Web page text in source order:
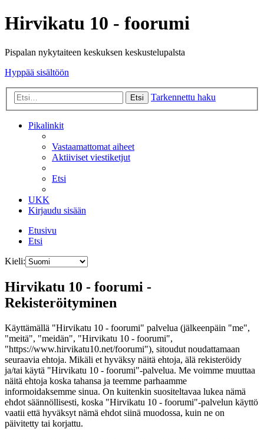
Hirvikatu 10 - foorumi
Pispalan nykytaiteen keskuksen keskustelupalsta
Hyppää sisältöön
Etsi Tarkennettu haku
Pikalinkit
Vastaamattomat aiheet
Aktiiviset viestiketjut
Etsi
UKK
Kirjaudu sisään
Etusivu
Etsi
Kieli:
Hirvikatu 10 - foorumi -
Rekisteröityminen
Käyttämällä "Hirvikatu 10 - foorumi" palvelua (jälkeenpäin "me",
"meitä", "meidän", "Hirvikatu 10 - foorumi",
"https://www.hirvikatu10.net/foorumi"), sitoudut noudattamaan
seuraavia ehtoja. Mikäli et hyväksy näitä ehtoja, älä rekisteröidy
ja/tai käytä "Hirvikatu 10 - foorumi"-palvelua. Me voimme muuttaa
näitä ehtoja koska tahansa ja teemme parhaamme
informoidaksemme sinua. On kuitenkin suositeltavaa lukea nämä
ehdot säännöllisesti, koska "Hirvikatu 10 - foorumi"-palvelun käyttö
vaatii että hyväksyt nämä ehdot siinä muodossa, kuin ne on
päivitetty tai korjattu.